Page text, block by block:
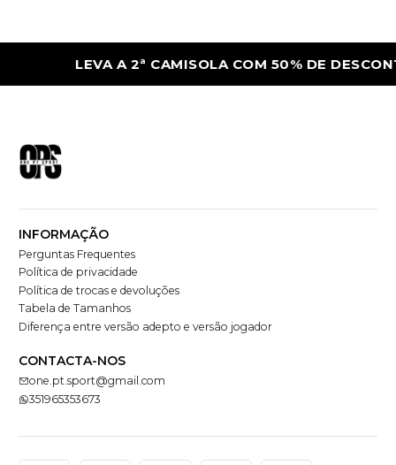
LEVA A 2ª CAMISOLA COM 50% DE DESCONTO
INFORMAÇÃO
Perguntas Frequentes
Política de privacidade
Política de trocas e devoluções
Tabela de Tamanhos
Diferença entre versão adepto e versão jogador
CONTACTA-NOS
one.pt.sport@gmail.com
351965353673